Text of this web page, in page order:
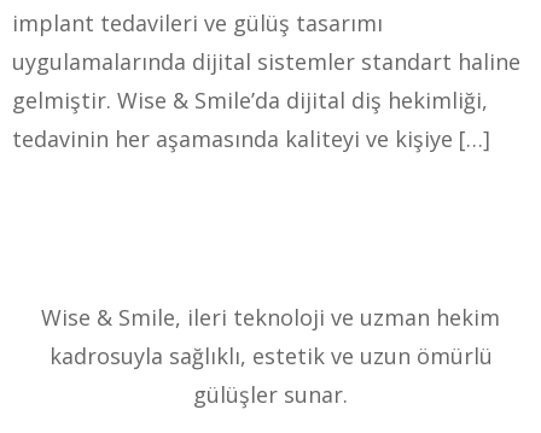
implant tedavileri ve gülüş tasarımı
uygulamalarında dijital sistemler standart haline
gelmiştir. Wise & Smile’da dijital diş hekimliği,
tedavinin her aşamasında kaliteyi ve kişiye […]
Wise & Smile, ileri teknoloji ve uzman hekim
kadrosuyla sağlıklı, estetik ve uzun ömürlü
gülüşler sunar.